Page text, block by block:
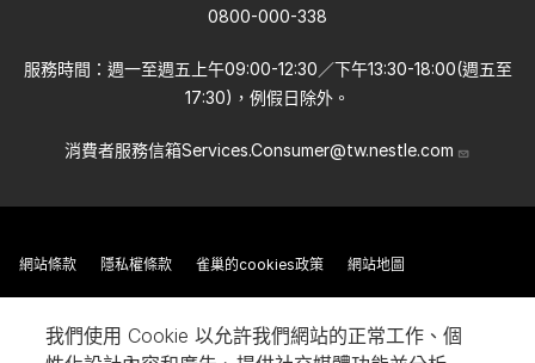
0800-000-338
服務時間：週一至週五上午09:00-12:30／下午13:30-18:00(週五至
17:30)，例假日除外。
消費者服務信箱Services.Consumer@tw.nestle.com
網站條款 隱私權條款 雀巢的cookies政策 網站地圖
我們使用 Cookie 以允許我們網站的正常工作、個